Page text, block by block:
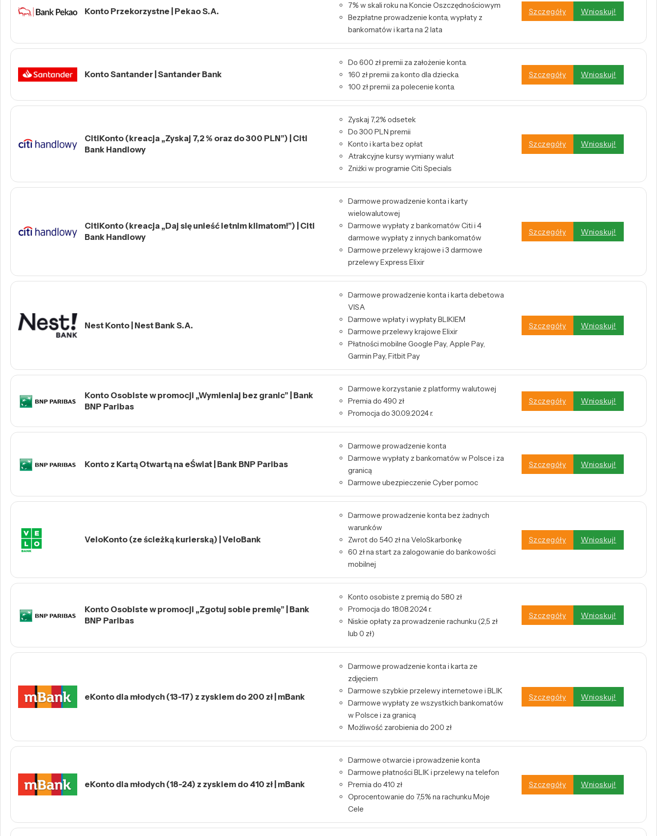
Konto Przekorzystne | Pekao S.A.
7% w skali roku na Koncie Oszczędnościowym
Bezpłatne prowadzenie konta, wypłaty z
bankomatów i karta na 2 lata
Szczegóły Wnioskuj!
Konto Santander | Santander Bank
Do 600 zł premii za założenie konta.
160 zł premii za konto dla dziecka.
100 zł premii za polecenie konta.
Szczegóły Wnioskuj!
CitiKonto (kreacja „Zyskaj 7,2 % oraz do 300 PLN”) | Citi
Bank Handlowy
Zyskaj 7,2% odsetek
Do 300 PLN premii
Konto i karta bez opłat
Atrakcyjne kursy wymiany walut
Zniżki w programie Citi Specials
Szczegóły Wnioskuj!
CitiKonto (kreacja „Daj się unieść letnim klimatom!”) | Citi
Bank Handlowy
Darmowe prowadzenie konta i karty
wielowalutowej
Darmowe wypłaty z bankomatów Citi i 4
darmowe wypłaty z innych bankomatów
Darmowe przelewy krajowe i 3 darmowe
przelewy Express Elixir
Szczegóły Wnioskuj!
Nest Konto | Nest Bank S.A.
Darmowe prowadzenie konta i karta debetowa
VISA
Darmowe wpłaty i wypłaty BLIKIEM
Darmowe przelewy krajowe Elixir
Płatności mobilne Google Pay, Apple Pay,
Garmin Pay, Fitbit Pay
Szczegóły Wnioskuj!
Konto Osobiste w promocji „Wymieniaj bez granic” | Bank
BNP Paribas
Darmowe korzystanie z platformy walutowej
Premia do 490 zł
Promocja do 30.09.2024 r.
Szczegóły Wnioskuj!
Konto z Kartą Otwartą na eŚwiat | Bank BNP Paribas
Darmowe prowadzenie konta
Darmowe wypłaty z bankomatów w Polsce i za
granicą
Darmowe ubezpieczenie Cyber pomoc
Szczegóły Wnioskuj!
VeloKonto (ze ścieżką kurierską) | VeloBank
Darmowe prowadzenie konta bez żadnych
warunków
Zwrot do 540 zł na VeloSkarbonkę
60 zł na start za zalogowanie do bankowości
mobilnej
Szczegóły Wnioskuj!
Konto Osobiste w promocji „Zgotuj sobie premię” | Bank
BNP Paribas
Konto osobiste z premią do 580 zł
Promocja do 18.08.2024 r.
Niskie opłaty za prowadzenie rachunku (2,5 zł
lub 0 zł)
Szczegóły Wnioskuj!
eKonto dla młodych (13-17) z zyskiem do 200 zł | mBank
Darmowe prowadzenie konta i karta ze
zdjęciem
Darmowe szybkie przelewy internetowe i BLIK
Darmowe wypłaty ze wszystkich bankomatów
w Polsce i za granicą
Możliwość zarobienia do 200 zł
Szczegóły Wnioskuj!
eKonto dla młodych (18-24) z zyskiem do 410 zł | mBank
Darmowe otwarcie i prowadzenie konta
Darmowe płatności BLIK i przelewy na telefon
Premia do 410 zł
Oprocentowanie do 7,5% na rachunku Moje
Cele
Szczegóły Wnioskuj!